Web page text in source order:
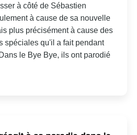
à côté de Sébastien
à cause de sa nouvelle
plus précisément à cause des
spéciales qu'il a fait pendant
le Bye Bye, ils ont parodié